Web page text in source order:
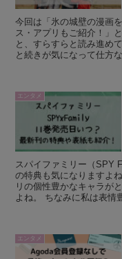
今回は「氷の城壁の漫画
ス・アプリもご紹介！」
と、すらすらと読み進め
と続きが気になって仕方
エンタメ
スパイファミリー（SPY
の特典も気になりますよ
リの個性豊かなキャラが
よね。 ちなみに私は表情
エンタメ